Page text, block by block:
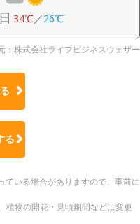
34℃／26℃
：株式会社ライフビジネスウェザー
る
いる場合がありますので、事前に
植物の開花・見頃期間などは変更